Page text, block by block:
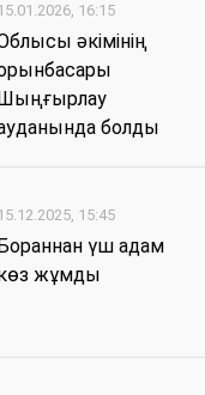
16:15
әкімінің
болды
15:45
үш адам
жұмды